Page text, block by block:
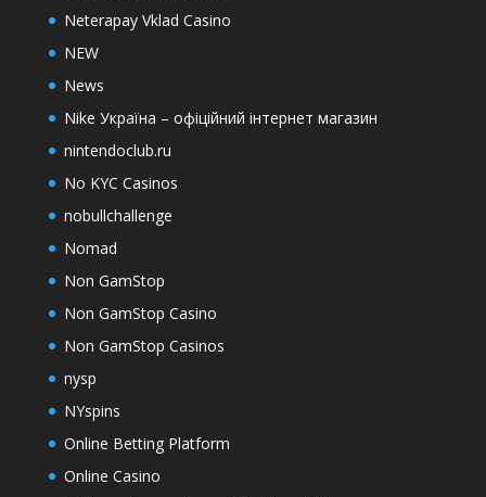
Neterapay Vklad Casino
NEW
News
Nike Україна – офіційний інтернет магазин
nintendoclub.ru
No KYC Casinos
nobullchallenge
Nomad
Non GamStop
Non GamStop Casino
Non GamStop Casinos
nysp
NYspins
Online Betting Platform
Online Casino